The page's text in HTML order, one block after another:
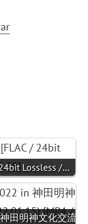
Lossless /…
田明神文化交流